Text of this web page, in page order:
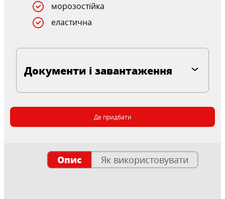
морозостійка
еластична
Документи і завантаження
Де придбати
Опис Як використовувати